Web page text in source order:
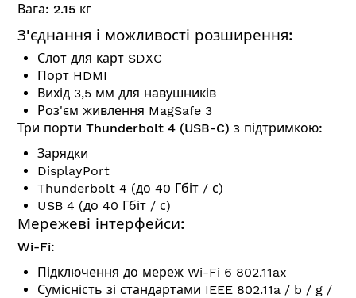
Вага: 2.15 кг
З'єднання і можливості розширення:
Слот для карт SDXC
Порт HDMI
Вихід 3,5 мм для навушників
Роз'єм живлення MagSafe 3
Три порти Thunderbolt 4 (USB-C) з підтримкою:
Зарядки
DisplayPort
Thunderbolt 4 (до 40 Гбіт / с)
USB 4 (до 40 Гбіт / с)
Мережеві інтерфейси:
Wi-Fi:
Підключення до мереж Wi-Fi 6 802.11ax
Сумісність зі стандартами IEEE 802.11a / b / g /